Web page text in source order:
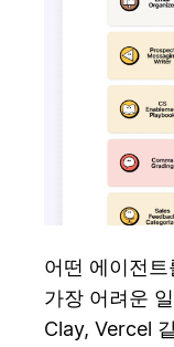
어떤 에이전
가장 어려운
Clay, Vercel